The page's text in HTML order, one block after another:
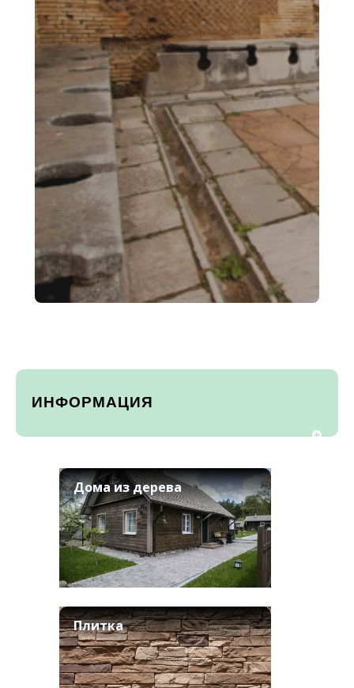
ИНФОРМАЦИЯ
Дома из дерева
Плитка